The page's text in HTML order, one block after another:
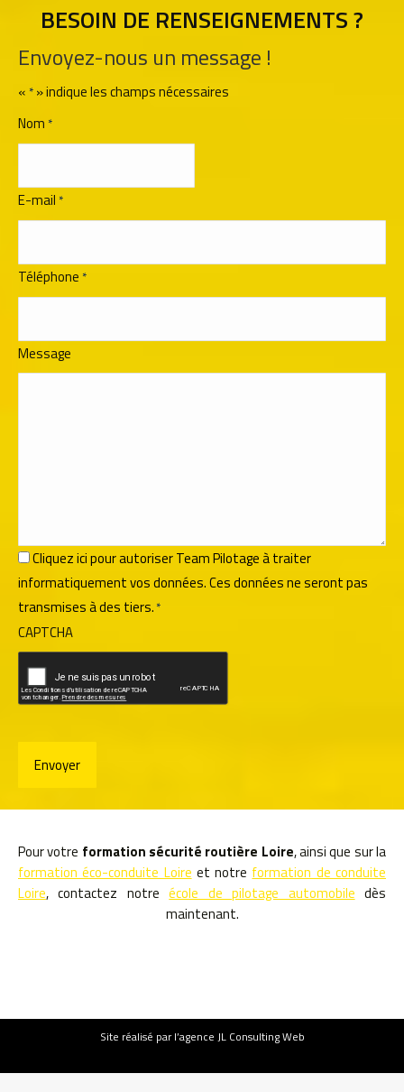
BESOIN DE RENSEIGNEMENTS ?
Envoyez-nous un message !
« * » indique les champs nécessaires
Nom *
E-mail *
Téléphone *
Message
RGPD
*
Cliquez ici pour autoriser Team Pilotage à traiter
informatiquement vos données. Ces données ne seront pas
transmises à des tiers.*
CAPTCHA
Pour votre formation sécurité routière Loire, ainsi que sur la
formation éco-conduite Loire et notre formation de conduite
Loire, contactez notreécole de pilotage automobile dès
maintenant.
Site réalisé par l’agence JL Consulting Web